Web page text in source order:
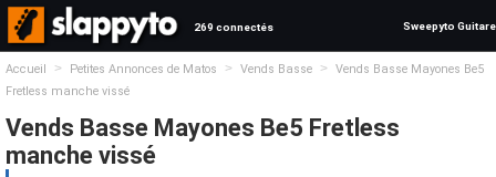
269 connectés Sweepyto Guitare
Accueil > Petites Annonces de Matos > Vends Basse >
Vends Basse Mayones Be5
Fretless manche vissé
Vends Basse Mayones Be5 Fretless
manche vissé